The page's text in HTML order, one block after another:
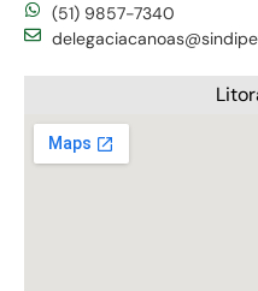
(51) 9857-7340